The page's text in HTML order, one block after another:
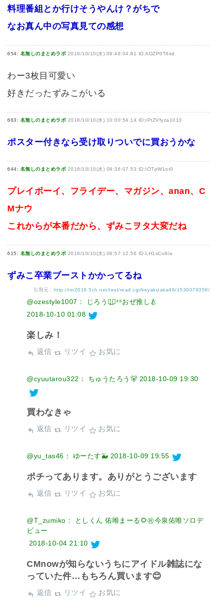
料理番組とか行けそうやんけ？がちで
なお真ん中の写真見ての感想
654: 名無しのまとめラボ 2018/10/10(水) 09:46:04.81 ID:ADZP0T6sd
わー3枚目可愛い
好きだったずみこがいる
663: 名無しのまとめラボ 2018/10/10(水) 10:00:54.14 ID:rPtZVfyza1010
ポスター付きなら受け取りついでに買おうかな
644: 名無しのまとめラボ 2018/10/10(水) 09:36:07.53 ID:IOTpW1or0
プレイボーイ、フライデー、マガジン、anan、C
Mナウ
これからが本番だから、ずみこヲタ大変だね
615: 名無しのまとめラボ 2018/10/10(水) 08:57:12.56 ID:LH1sCo9/a
ずみこ卒業ブーストかかってるね
引用元： http://rio2016.5ch.net/test/read.cgi/keyakizaka46/1539079358/
@ozestyle1007： じろう◢͟￨⁴⁶おぜ推し🍐
2018-10-10 01:08
楽しみ！
返信 リツイ お気に
@cyuutarou322： ちゅうたろう🐻 2018-10-09 19:30
買わなきゃ
返信 リツイ お気に
@yu_tas46： ゆーたす🐳 2018-10-09 19:55
ポチってあります。ありがとうございます
返信 リツイ お気に
@T_zumiko： としくん 佑唯まーる🌻㊗️今泉佑唯ソロデ
ビュー
2018-10-04 21:10
CMnowが知らないうちにアイドル雑誌にな
っていた件…もちろん買います😊
返信 リツイ お気に